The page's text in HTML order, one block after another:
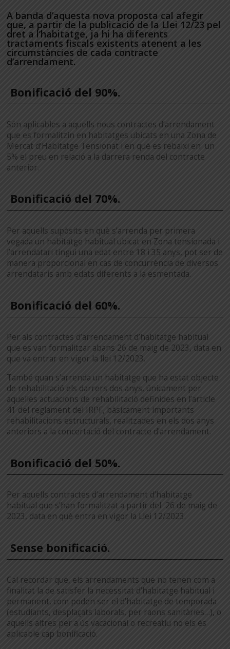
A banda d’aquesta nova proposta cal afegir
que, a partir de la publicació de la Llei 12/23 pel
dret a l’habitatge, ja hi ha diferents
tractaments fiscals existents atenent a les
circumstàncies de cada contracte
d’arrendament.
Bonificació del 90%.
Són aplicables a aquells nous contractes d’arrendament
que es formalitzin en habitatges ubicats en una Zona de
Mercat d’Habitatge Tensionat i en què es rebaixi en un
5% el preu en relació a la darrera renda del contracte
anterior.
Bonificació del 70%.
Per aquells supòsits en què s’arrenda per primera
vegada un habitatge habitual ubicat en Zona tensionada i
l’arrendatari tingui una edat entre 18 i 35 anys, pot ser de
manera proporcional en cas de concurrència de diversos
arrendataris amb edats diferents a la esmentada.
Bonificació del 60%.
Per als contractes d’arrendament d’habitatge habitual
que es van formalitzar abans 26 de maig de 2023, data en
que va entrar en vigor la llei 12/2023.
També quan s’arrenda un habitatge que ha estat objecte
de rehabilitació els darrers dos anys, únicament per
aquelles actuacions de rehabilitació definides en l’article
41 del reglament del IRPF, bàsicament importants
rehabilitacions estructurals, realitzades en els dos anys
anteriors a la concertació del contracte d’arrendament.
Bonificació del 50%.
Per aquells contractes d’arrendament d’habitatge
habitual que s’han formalitzat a partir del 26 de maig de
2023, data en què entra en vigor la Llei 12/2023.
Sense bonificació.
Cal recordar que, els arrendaments que no tenen com a
finalitat la de satisfer la necessitat d’habitatge habitual i
permanent, com poden ser el d’habitatge de temporada
(estudiants, desplaçats laborals, per raons sanitàries…), o
aquells altres per a ús vacacional o recreatiu no els és
aplicable cap bonificació.